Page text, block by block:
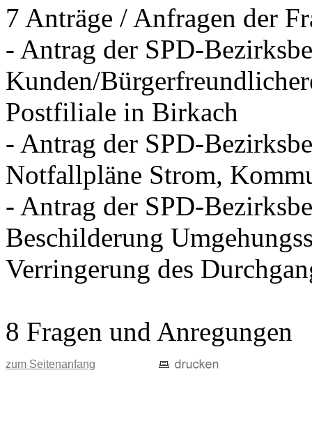
7 Anträge / Anfragen der
- Antrag der SPD-
Kunden/
Postfiliale in Birkach
- Antrag der SPD-
Notfallpläne Strom,
- Antrag der SPD-
Beschilderung
Verringerung des
8 Fragen und Anregungen
zum Seitenanfang